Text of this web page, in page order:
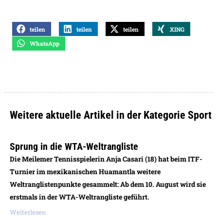
teilen teilen teilen
XING
WhatsApp
Weitere aktuelle Artikel in der Kategorie Sport
Sprung in die WTA-Weltrangliste
Die Meilemer Tennisspielerin Anja Casari (18) hat beim ITF-
Turnier im mexikanischen Huamantla weitere
Weltranglistenpunkte gesammelt: Ab dem 10. August wird sie
erstmals in der WTA-Weltrangliste geführt.
Weiterlesen